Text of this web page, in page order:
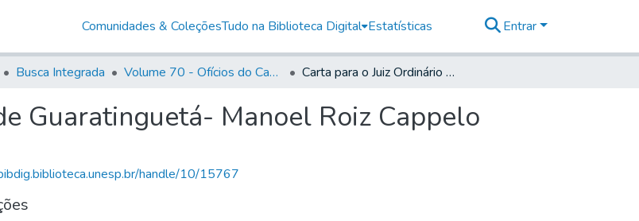
Comunidades & ColeçõesTudo na Biblioteca Digital Estatísticas Entrar
Busca Integrada Volume 70 - Ofícios do Capitão General Martins Lopes de Saldanha aos diversos funcionários da Capitania (1775-1776) Carta para o Juiz Ordinário de Guaratinguetá- Manoel Roiz Cappelo
Guaratinguetá- Manoel Roiz Cappelo
handle/10/15767